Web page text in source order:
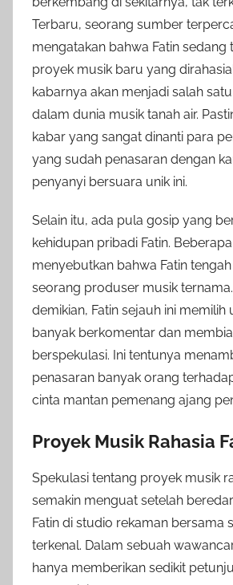
Terbaru, seorang sumber
mengatakan bahwa Fatin sedang
proyek musik baru yang
kabarnya akan menjadi salah
dalam dunia musik tanah air.
kabar yang sangat dinanti para
yang sudah penasaran dengan
penyanyi bersuara unik ini.
Selain itu, ada pula gosip yang
kehidupan pribadi Fatin.
menyebutkan bahwa Fatin
seorang produser musik
demikian, Fatin sejauh ini memilih
banyak berkomentar dan
berspekulasi. Ini tentunya
penasaran banyak orang
cinta mantan pemenang ajang
Proyek Musik Rahasia
Spekulasi tentang proyek musik
semakin menguat setelah
Fatin di studio rekaman bersama
terkenal. Dalam sebuah
hanya memberikan sedikit